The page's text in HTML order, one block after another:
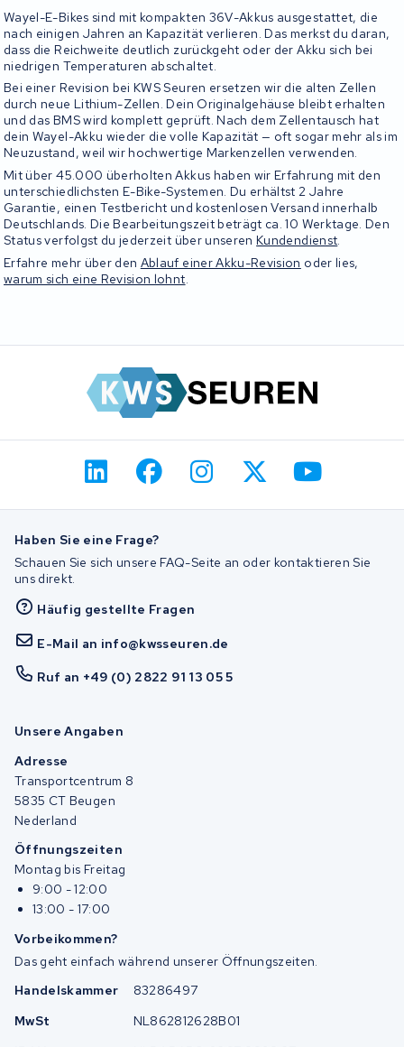
Wayel-E-Bikes sind mit kompakten 36V-Akkus ausgestattet, die
nach einigen Jahren an Kapazität verlieren. Das merkst du daran,
dass die Reichweite deutlich zurückgeht oder der Akku sich bei
niedrigen Temperaturen abschaltet.
Bei einer Revision bei KWS Seuren ersetzen wir die alten Zellen
durch neue Lithium-Zellen. Dein Originalgehäuse bleibt erhalten
und das BMS wird komplett geprüft. Nach dem Zellentausch hat
dein Wayel-Akku wieder die volle Kapazität — oft sogar mehr als im
Neuzustand, weil wir hochwertige Markenzellen verwenden.
Mit über 45.000 überholten Akkus haben wir Erfahrung mit den
unterschiedlichsten E-Bike-Systemen. Du erhältst 2 Jahre
Garantie, einen Testbericht und kostenlosen Versand innerhalb
Deutschlands. Die Bearbeitungszeit beträgt ca. 10 Werktage. Den
Status verfolgst du jederzeit über unserenKundendienst.
Erfahre mehr über den Ablauf einer Akku-Revision oder lies,
warum sich eine Revision lohnt.
Haben Sie eine Frage?
Schauen Sie sich unsere FAQ-Seite an oder kontaktieren Sie
uns direkt.
Häufig gestellte Fragen
E-Mail an info@kwsseuren.de
Ruf an +49 (0) 2822 91 13 05 5
Unsere Angaben
Adresse
Transportcentrum 8
5835 CT Beugen
Nederland
Öffnungszeiten
Montag bis Freitag
9:00 - 12:00
13:00 - 17:00
Vorbeikommen?
Das geht einfach während unserer Öffnungszeiten.
Handelskammer
83286497
MwSt
NL862812628B01